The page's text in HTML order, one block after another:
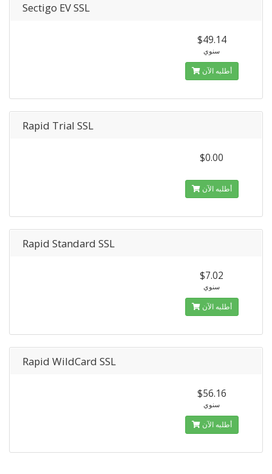
Sectigo EV SSL
$49.14
سنوي
أطلبه الآن
Rapid Trial SSL
$0.00
أطلبه الآن
Rapid Standard SSL
$7.02
سنوي
أطلبه الآن
Rapid WildCard SSL
$56.16
سنوي
أطلبه الآن